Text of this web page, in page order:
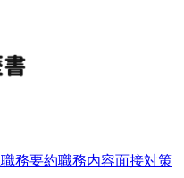
職務要約職務内容面接対策